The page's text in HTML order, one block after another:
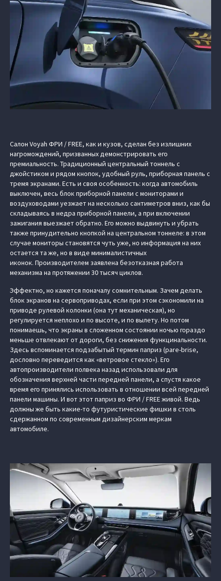
Салон Voyah ФРИ / FREE, как и кузов, сделан без излишних
нагромождений, призванных демонстрировать его
премиальность. Традиционный центральный тоннель с
джойстиком и рядом кнопок, удобный руль, приборная панель с
тремя экранами. Есть и своя особенность: когда автомобиль
выключен, весь блок приборной панели с мониторами и
воздуховодами уезжает на несколько сантиметров вниз, как бы
складываясь в недра приборной панели, а при включении
зажигания выезжает обратно. Его можно выдвинуть и убрать
также принудительно кнопкой на центральном тоннеле: в этом
случае мониторы становятся чуть уже, но информация на них
остается та же, но в виде минималистичных
иконок. Производителем заявлена безотказная работа
механизма на протяжении 30 тысяч циклов.
Эффектно, но кажется поначалу сомнительным. Зачем делать
блок экранов на сервоприводах, если при этом сэкономили на
приводе рулевой колонки (она тут механическая), но
регулируется неплохо и по высоте, и по вылету. Но потом
понимаешь, что экраны в сложенном состоянии ночью гораздо
меньше отвлекают от дороги, без снижения функцинальности.
Здесь вспоминается подзабытый термин паприз (pare-brise,
дословно переведится как «ветровое стекло»). Его
автопроизводители полвека назад использовали для
обозначения верхней части передней панели, а спустя какое
время его принялись использовать в отношении всей передней
панели машины. И вот этот паприз во ФРИ / FREE живой. Ведь
должны же быть какие-то футуристические фишки в столь
сдержанном по современным дизайнерским меркам
автомобиле.